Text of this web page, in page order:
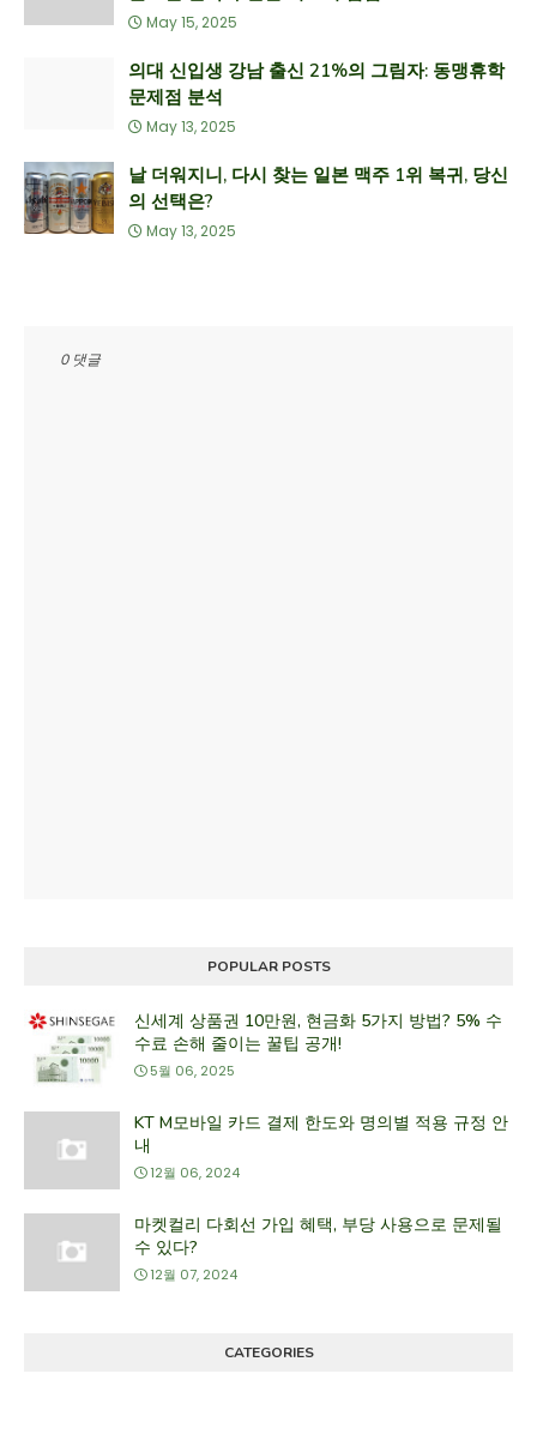
May 15, 2025
의대 신입생 강남 출신 21%의 그림자: 동맹휴학
문제점 분석
May 13, 2025
날 더워지니, 다시 찾는 일본 맥주 1위 복귀, 당신
의 선택은?
May 13, 2025
0 댓글
POPULAR POSTS
신세계 상품권 10만원, 현금화 5가지 방법? 5% 수
수료 손해 줄이는 꿀팁 공개!
5월 06, 2025
KT M모바일 카드 결제 한도와 명의별 적용 규정 안
내
12월 06, 2024
마켓컬리 다회선 가입 혜택, 부당 사용으로 문제될
수 있다?
12월 07, 2024
CATEGORIES